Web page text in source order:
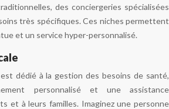
des conciergeries spécialisées
très spécifiques. Ces niches permettent
et un service hyper-personnalisé.
dédié à la gestion des besoins de santé,
personnalisé et une assistance
et à leurs familles. Imaginez une personne